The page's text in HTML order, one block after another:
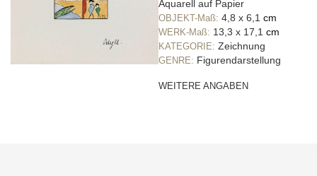
Aquarell auf Papier
OBJEKT-Maß: 4,8 x 6,1 cm
WERK-Maß: 13,3 x 17,1 cm
KATEGORIE: Zeichnung
GENRE: Figurendarstellung
WEITERE ANGABEN